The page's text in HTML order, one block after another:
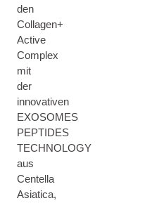
den
Collagen+
Active
Complex
mit
der
innovativen
EXOSOMES
PEPTIDES
TECHNOLOGY
aus
Centella
Asiatica,